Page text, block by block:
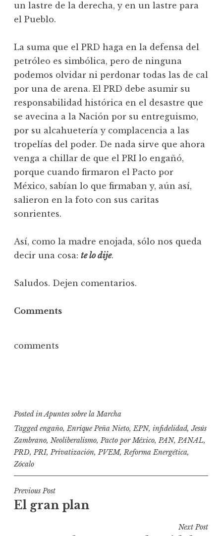
un lastre de la derecha, y en un lastre para
el Pueblo.
La suma que el PRD haga en la defensa del
petróleo es simbólica, pero de ninguna
podemos olvidar ni perdonar todas las de cal
por una de arena. El PRD debe asumir su
responsabilidad histórica en el desastre que
se avecina a la Nación por su entreguismo,
por su alcahuetería y complacencia a las
tropelías del poder. De nada sirve que ahora
venga a chillar de que el PRI lo engañó,
porque cuando firmaron el Pacto por
México, sabían lo que firmaban y, aún así,
salieron en la foto con sus caritas
sonrientes.
Así, como la madre enojada, sólo nos queda
decir una cosa: te lo dije.
Saludos. Dejen comentarios.
Comments
comments
Posted inApuntes sobre la Marcha
Taggedengaño,Enrique Peña Nieto,EPN, infidelidad,Jesús
Zambrano, Neoliberalismo, Pacto por México, PAN, PANAL,
PRD, PRI, Privatización, PVEM, Reforma Energética,
Zócalo
N
a
Previous Post
El gran plan
Next Post